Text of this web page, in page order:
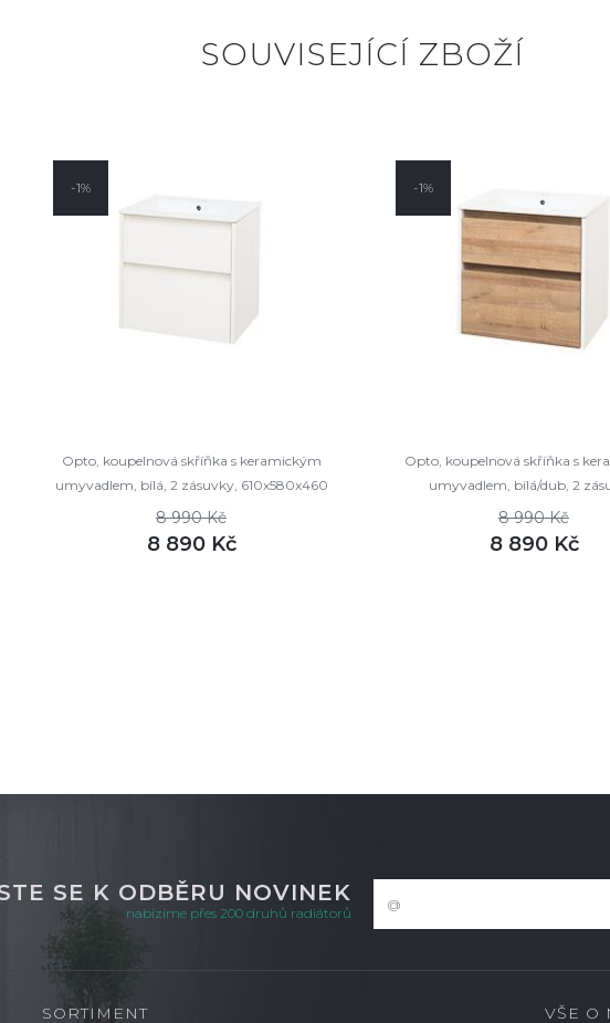
SOUVISEJÍCÍ ZBOŽÍ
-1%
Opto, koupelnová skříňka s keramickým
umyvadlem, bílá, 2 zásuvky, 610x580x460
mm
8 990 Kč
8 890 Kč
-1%
Opto, koupelnová skříňka s
umyvadlem, bílá/dub, 2
610x580x460 mm
8 990 Kč
8 890 Kč
SE K ODBĚRU NOVINEK
nabízíme přes 200 druhů radiátorů
SORTIMENT VŠE O